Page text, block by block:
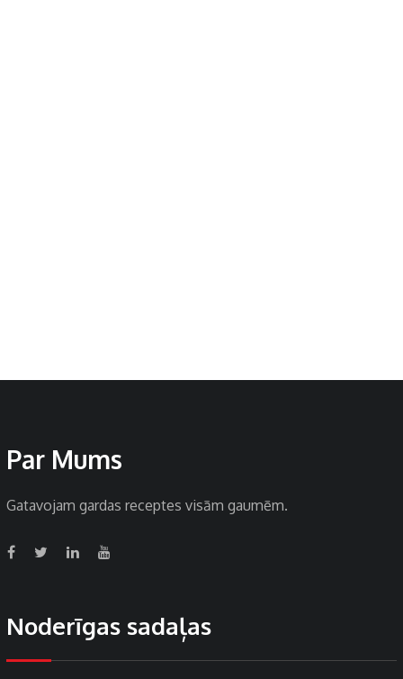
Par Mums
Gatavojam gardas receptes visām gaumēm.
Noderīgas sadaļas